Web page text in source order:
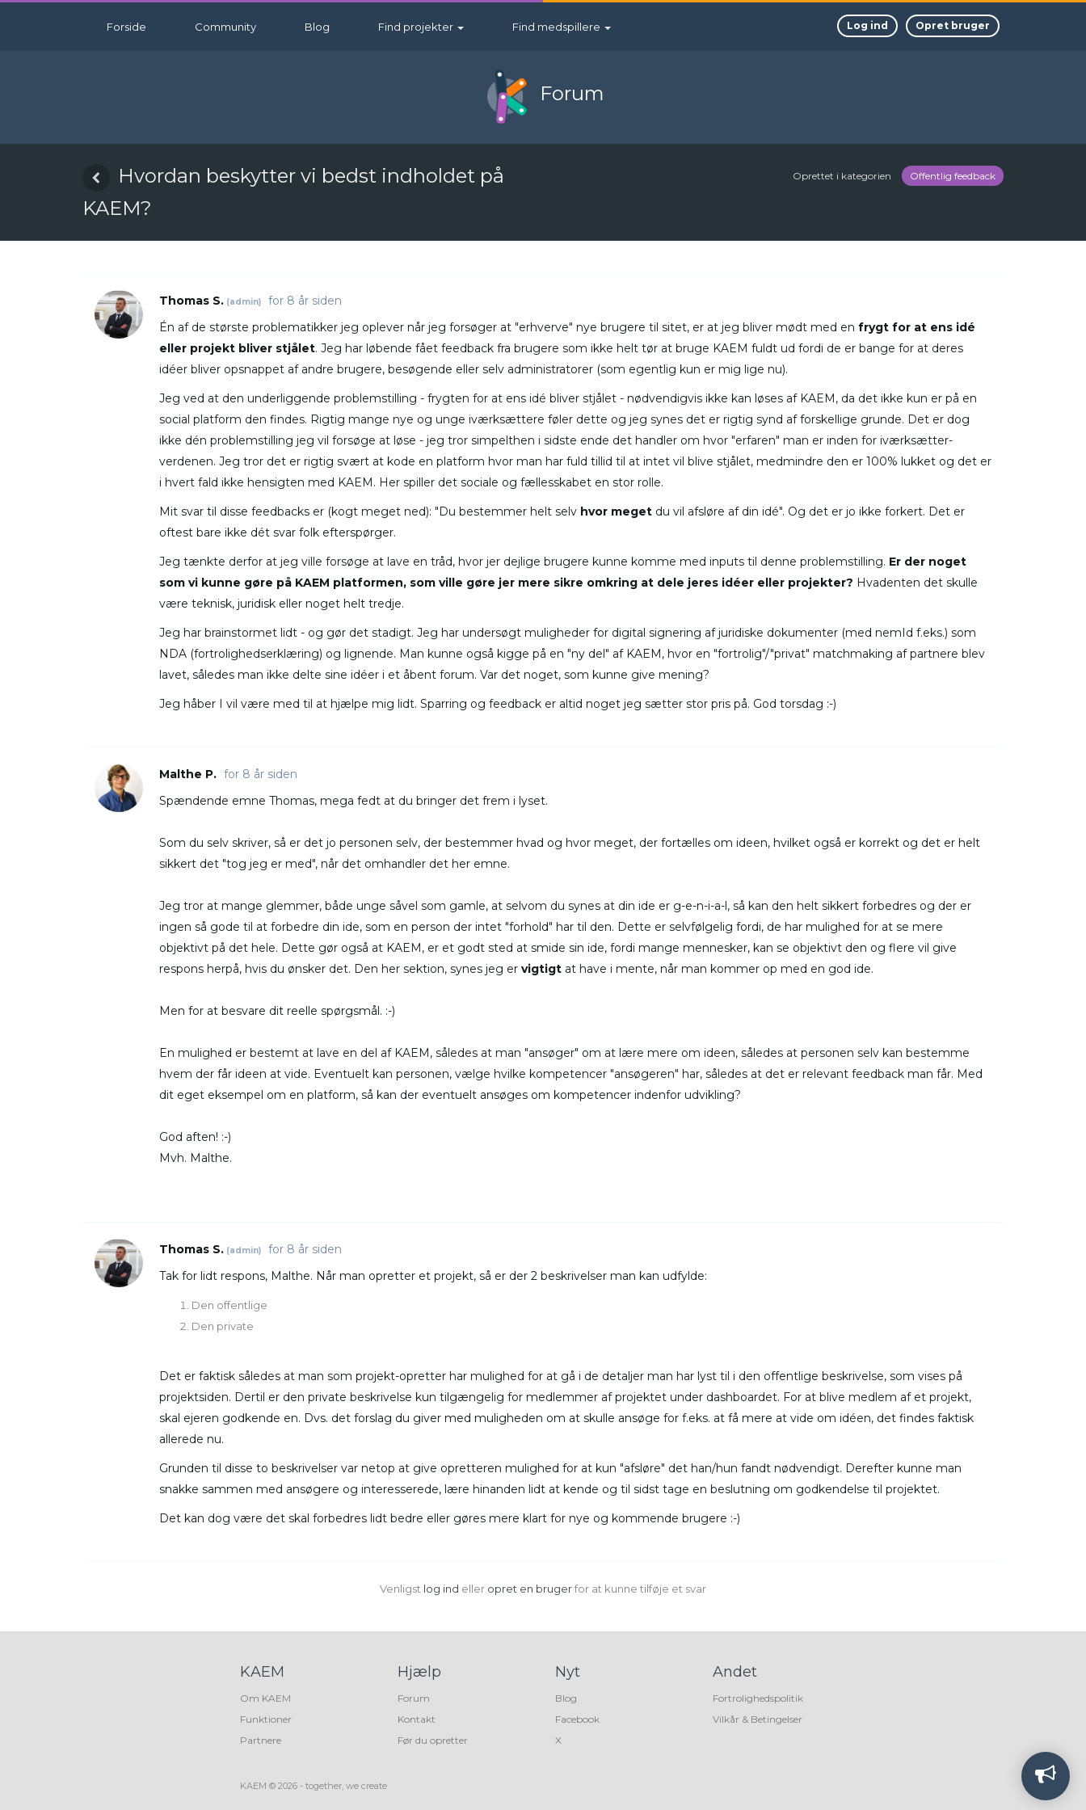
Forside Community Blog Find projekter Find medspillere Log ind Opret bruger
Forum
Hvordan beskytter vi bedst indholdet på
KAEM?
Oprettet i kategorien Offentlig feedback
Thomas S. (admin)
for 8 år siden
Én af de største problematikker jeg oplever når jeg forsøger at "erhverve" nye brugere til sitet, er at jeg bliver mødt med en frygt for at ens idé
eller projekt bliver stjålet. Jeg har løbende fået feedback fra brugere som ikke helt tør at bruge KAEM fuldt ud fordi de er bange for at deres
idéer bliver opsnappet af andre brugere, besøgende eller selv administratorer (som egentlig kun er mig lige nu).
Jeg ved at den underliggende problemstilling - frygten for at ens idé bliver stjålet - nødvendigvis ikke kan løses af KAEM, da det ikke kun er på en
social platform den findes. Rigtig mange nye og unge iværksættere føler dette og jeg synes det er rigtig synd af forskellige grunde. Det er dog
ikke dén problemstilling jeg vil forsøge at løse - jeg tror simpelthen i sidste ende det handler om hvor "erfaren" man er inden for iværksætter-
verdenen. Jeg tror det er rigtig svært at kode en platform hvor man har fuld tillid til at intet vil blive stjålet, medmindre den er 100% lukket og det er
i hvert fald ikke hensigten med KAEM. Her spiller det sociale og fællesskabet en stor rolle.
Mit svar til disse feedbacks er (kogt meget ned): "Du bestemmer helt selv hvor meget du vil afsløre af din idé". Og det er jo ikke forkert. Det er
oftest bare ikke dét svar folk efterspørger.
Jeg tænkte derfor at jeg ville forsøge at lave en tråd, hvor jer dejlige brugere kunne komme med inputs til denne problemstilling. Er der noget
som vi kunne gøre på KAEM platformen, som ville gøre jer mere sikre omkring at dele jeres idéer eller projekter? Hvadenten det skulle
være teknisk, juridisk eller noget helt tredje.
Jeg har brainstormet lidt - og gør det stadigt. Jeg har undersøgt muligheder for digital signering af juridiske dokumenter (med nemId f.eks.) som
NDA (fortrolighedserklæring) og lignende. Man kunne også kigge på en "ny del" af KAEM, hvor en "fortrolig"/"privat" matchmaking af partnere blev
lavet, således man ikke delte sine idéer i et åbent forum. Var det noget, som kunne give mening?
Jeg håber I vil være med til at hjælpe mig lidt. Sparring og feedback er altid noget jeg sætter stor pris på. God torsdag :-)
Malthe P. for 8 år siden
Spændende emne Thomas, mega fedt at du bringer det frem i lyset.
Som du selv skriver, så er det jo personen selv, der bestemmer hvad og hvor meget, der fortælles om ideen, hvilket også er korrekt og det er helt
sikkert det "tog jeg er med", når det omhandler det her emne.
Jeg tror at mange glemmer, både unge såvel som gamle, at selvom du synes at din ide er g-e-n-i-a-l, så kan den helt sikkert forbedres og der er
ingen så gode til at forbedre din ide, som en person der intet "forhold" har til den. Dette er selvfølgelig fordi, de har mulighed for at se mere
objektivt på det hele. Dette gør også at KAEM, er et godt sted at smide sin ide, fordi mange mennesker, kan se objektivt den og flere vil give
respons herpå, hvis du ønsker det. Den her sektion, synes jeg er vigtigt at have i mente, når man kommer op med en god ide.
Men for at besvare dit reelle spørgsmål. :-)
En mulighed er bestemt at lave en del af KAEM, således at man "ansøger" om at lære mere om ideen, således at personen selv kan bestemme
hvem der får ideen at vide. Eventuelt kan personen, vælge hvilke kompetencer "ansøgeren" har, således at det er relevant feedback man får. Med
dit eget eksempel om en platform, så kan der eventuelt ansøges om kompetencer indenfor udvikling?
God aften! :-)
Mvh. Malthe.
Thomas S. (admin)
for 8 år siden
Tak for lidt respons, Malthe. Når man opretter et projekt, så er der 2 beskrivelser man kan udfylde:
Den offentlige
Den private
Det er faktisk således at man som projekt-opretter har mulighed for at gå i de detaljer man har lyst til i den offentlige beskrivelse, som vises på
projektsiden. Dertil er den private beskrivelse kun tilgængelig for medlemmer af projektet under dashboardet. For at blive medlem af et projekt,
skal ejeren godkende en. Dvs. det forslag du giver med muligheden om at skulle ansøge for f.eks. at få mere at vide om idéen, det findes faktisk
allerede nu.
Grunden til disse to beskrivelser var netop at give opretteren mulighed for at kun "afsløre" det han/hun fandt nødvendigt. Derefter kunne man
snakke sammen med ansøgere og interesserede, lære hinanden lidt at kende og til sidst tage en beslutning om godkendelse til projektet.
Det kan dog være det skal forbedres lidt bedre eller gøres mere klart for nye og kommende brugere :-)
Venligst log ind eller opret en brugerfor at kunne tilføje et svar
KAEM
Om KAEM
Funktioner
Partnere
Hjælp
Forum
Kontakt
Før du opretter
Nyt
Blog
Facebook
X
Andet
Fortrolighedspolitik
Vilkår & Betingelser
KAEM © 2026 - together, we create